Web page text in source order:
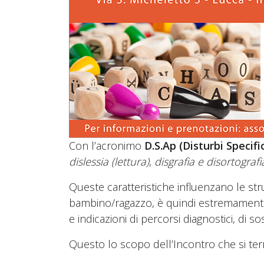
Con l’acronimo D.S.Ap (Disturbi
dislessia (lettura), disgrafia e
Queste caratteristiche influenzano le
bambino/ragazzo, è quindi
e indicazioni di percorsi diagnostici, di
Questo lo scopo dell’Incontro che si